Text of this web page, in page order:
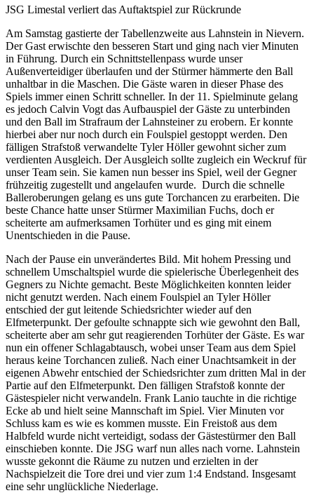
JSG Limestal verliert das Auftaktspiel zur Rückrunde
Am Samstag gastierte der Tabellenzweite aus Lahnstein in Nievern.
Der Gast erwischte den besseren Start und ging nach vier Minuten
in Führung. Durch ein Schnittstellenpass wurde unser
Außenverteidiger überlaufen und der Stürmer hämmerte den Ball
unhaltbar in die Maschen. Die Gäste waren in dieser Phase des
Spiels immer einen Schritt schneller. In der 11. Spielminute gelang
es jedoch Calvin Vogt das Aufbauspiel der Gäste zu unterbinden
und den Ball im Strafraum der Lahnsteiner zu erobern. Er konnte
hierbei aber nur noch durch ein Foulspiel gestoppt werden. Den
fälligen Strafstoß verwandelte Tyler Höller gewohnt sicher zum
verdienten Ausgleich. Der Ausgleich sollte zugleich ein Weckruf für
unser Team sein. Sie kamen nun besser ins Spiel, weil der Gegner
frühzeitig zugestellt und angelaufen wurde. Durch die schnelle
Balleroberungen gelang es uns gute Torchancen zu erarbeiten. Die
beste Chance hatte unser Stürmer Maximilian Fuchs, doch er
scheiterte am aufmerksamen Torhüter und es ging mit einem
Unentschieden in die Pause.
Nach der Pause ein unverändertes Bild. Mit hohem Pressing und
schnellem Umschaltspiel wurde die spielerische Überlegenheit des
Gegners zu Nichte gemacht. Beste Möglichkeiten konnten leider
nicht genutzt werden. Nach einem Foulspiel an Tyler Höller
entschied der gut leitende Schiedsrichter wieder auf den
Elfmeterpunkt. Der gefoulte schnappte sich wie gewohnt den Ball,
scheiterte aber am sehr gut reagierenden Torhüter der Gäste. Es war
nun ein offener Schlagabtausch, wobei unser Team aus dem Spiel
heraus keine Torchancen zuließ. Nach einer Unachtsamkeit in der
eigenen Abwehr entschied der Schiedsrichter zum dritten Mal in der
Partie auf den Elfmeterpunkt. Den fälligen Strafstoß konnte der
Gästespieler nicht verwandeln. Frank Lanio tauchte in die richtige
Ecke ab und hielt seine Mannschaft im Spiel. Vier Minuten vor
Schluss kam es wie es kommen musste. Ein Freistoß aus dem
Halbfeld wurde nicht verteidigt, sodass der Gästestürmer den Ball
einschieben konnte. Die JSG warf nun alles nach vorne. Lahnstein
wusste gekonnt die Räume zu nutzen und erzielten in der
Nachspielzeit die Tore drei und vier zum 1:4 Endstand. Insgesamt
eine sehr unglückliche Niederlage.